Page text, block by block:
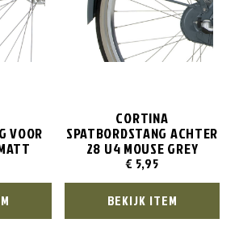
VOOR
CORTINA
SPATBORDSTANG ACHTER
28 U4 MOUSE GREY
€ 5,95
BEKIJK ITEM